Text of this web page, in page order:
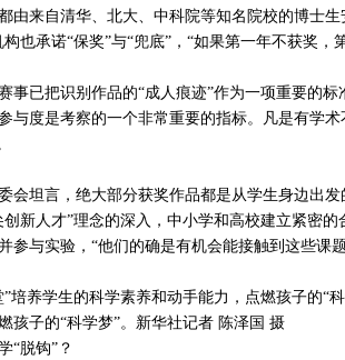
由来自清华、北大、中科院等知名院校的博士
也承诺“保奖”与“兜底”，“如果第一年不获奖，
已把识别作品的“成人痕迹”作为一项重要的标
与度是考察的一个非常重要的指标。凡是有学
坦言，绝大部分获奖作品都是从学生身边出发
创新人才”理念的深入，中小学和高校建立紧密
参与实验，“他们的确是有机会能接触到这些课
”培养学生的科学素养和动手能力，点燃孩子的“
孩子的“科学梦”。新华社记者 陈泽国 摄
脱钩”？